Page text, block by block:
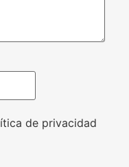
de privacidad